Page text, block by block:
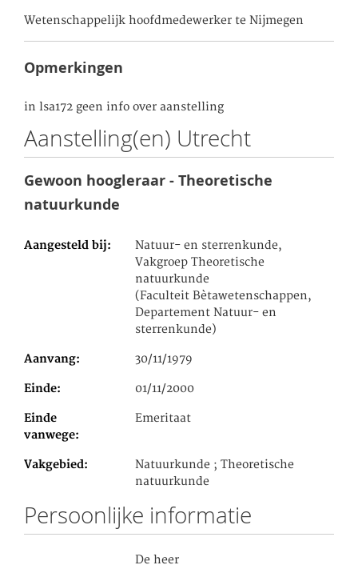
Wetenschappelijk hoofdmedewerker te Nijmegen
Opmerkingen
in lsa172 geen info over aanstelling
Aanstelling(en) Utrecht
Gewoon hoogleraar - Theoretische
natuurkunde
Aangesteld bij
Natuur- en sterrenkunde,
Vakgroep Theoretische
natuurkunde
(Faculteit Bètawetenschappen,
Departement Natuur- en
sterrenkunde)
Aanvang 30/11/1979
Einde 01/11/2000
Einde
vanwege
Emeritaat
Vakgebied
Natuurkunde ; Theoretische
natuurkunde
Persoonlijke informatie
De heer